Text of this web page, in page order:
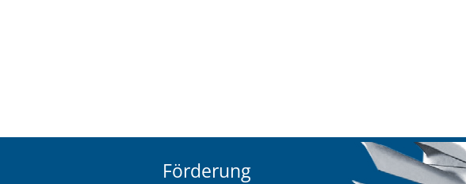
Förderung